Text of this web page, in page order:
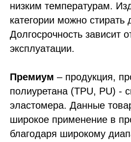
низким температурам.
категории можно стирать
Долгосрочность зависит
эксплуатации.
Премиум – продукция,
полиуретана (TPU, PU) -
эластомера. Данные
широкое применение в
благодаря широкому